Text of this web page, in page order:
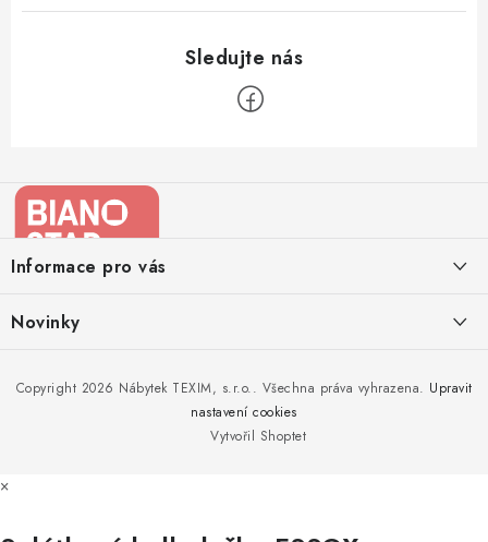
aInformace pro vás
Kontakty
Doprava nábytku k Vám
Novinky
to!
Nakupujte zahradní nábytek i v ziměVytvořil Shoptet
Copyright 2026 Nábytek TEXIM, s.r.o.. Všechna práva vyhrazena. Upravit
nastavení cookies
×